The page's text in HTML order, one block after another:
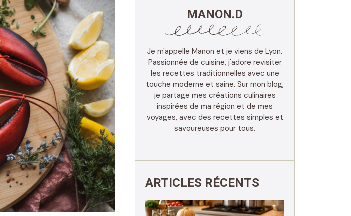
MANON.D
Je m'appelle Manon et je viens de Lyon.
Passionnée de cuisine, j'adore revisiter
les recettes traditionnelles avec une
touche moderne et saine. Sur mon blog,
je partage mes créations culinaires
inspirées de ma région et de mes
voyages, avec des recettes simples et
savoureuses pour tous.
ARTICLES RÉCENTS